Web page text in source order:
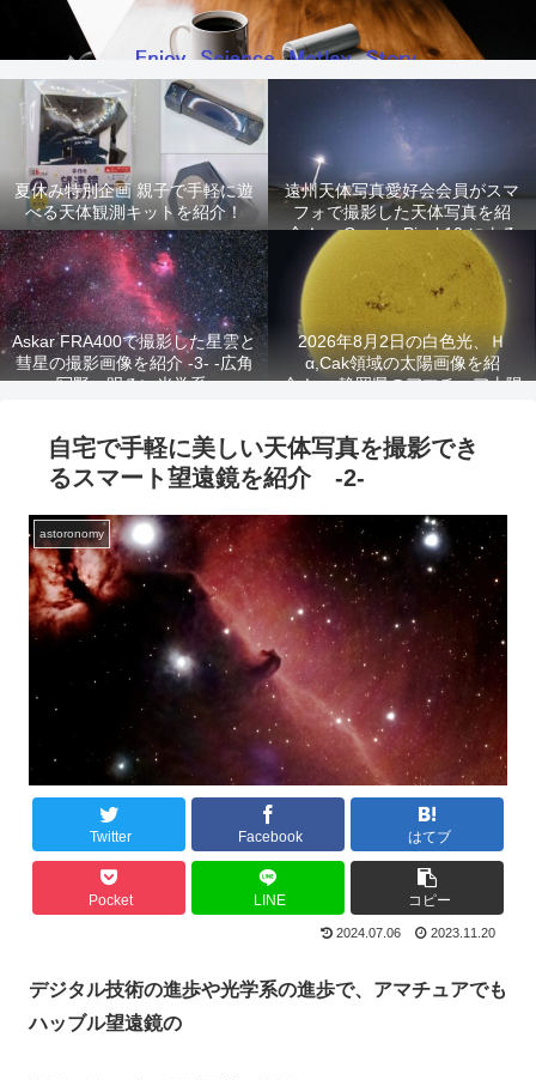
夏休み特別企画 親子で手軽に遊
べる天体観測キットを紹介！
遠州天体写真愛好会会員がスマ
フォで撮影した天体写真を紹
介！ -Google Pixel 10 による
星景写真-
Askar FRA400で撮影した星雲と
彗星の撮影画像を紹介 -3- -広角
写野、明るい光学系-
2026年8月2日の白色光、Ｈ
α,Cak領域の太陽画像を紹
介！ -静岡県のアマチュア太陽
自宅で手軽に美しい天体写真を撮影でき
るスマート望遠鏡を紹介 -2-
astoronomy
Twitter Facebook はてブ
Pocket LINE コピー
2024.07.06 2023.11.20
デジタル技術の進歩や光学系の進歩で、アマチュアでも
ハッブル望遠鏡の